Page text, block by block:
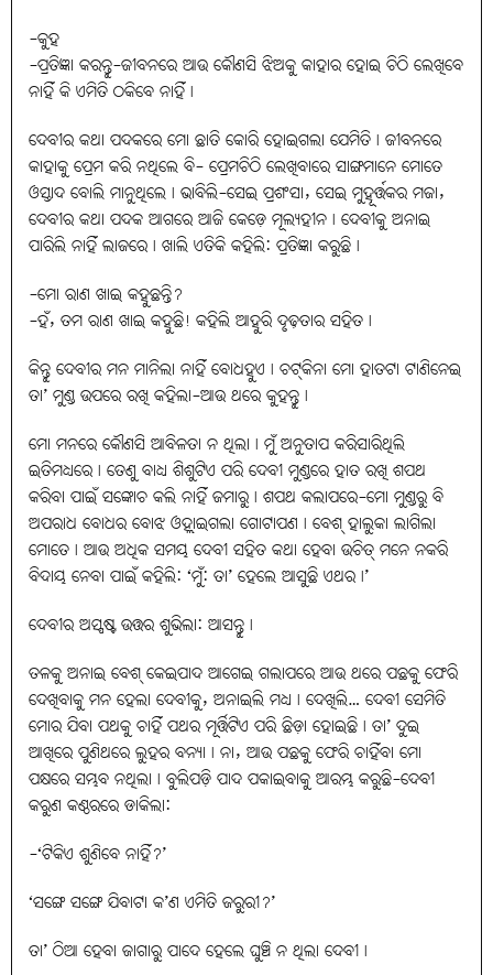
-କୁହ
-ପ୍ରତିଜ୍ଞା କରନ୍ତୁ-ଜୀବନରେ ଆଉ କୌଣସି ଝିଅକୁ କାହାର ହୋଇ ଚିଠି ଲେଖିବେ
ନାହିଁ କି ଏମିତି ଠକିବେ ନାହିଁ।
ଦେବୀର କଥା ପଦକରେ ମୋ ଛାତି କୋରି ହୋଇଗଲା ଯେମିତି। ଜୀବନରେ
କାହାକୁ ପ୍ରେମ କରି ନଥିଲେ ବି- ପ୍ରେମଚିଠି ଲେଖିବାରେ ସାଙ୍ଗମାନେ ମୋତେ
ଓସ୍ତାଦ ବୋଲି ମାନୁଥିଲେ। ଭାବିଲି-ସେଇ ପ୍ରଶଂସା, ସେଇ ମୁହୂର୍ତ୍ତକର ମଜା,
ଦେବୀର କଥା ପଦକ ଆଗରେ ଆଜି କେଡ଼େ ମୂଲ୍ୟହୀନ। ଦେବୀକୁ ଅନାଇ
ପାରିଲି ନାହିଁ ଲାଜରେ। ଖାଲି ଏତିକି କହିଲି: ପ୍ରତିଜ୍ଞା କରୁଛି।
-ମୋ ରାଣ ଖାଇ କହୁଛନ୍ତି?
-ହଁ, ତମ ରାଣ ଖାଇ କହୁଛି! କହିଲି ଆହୁରି ଦୃଢ଼ତାର ସହିତ।
କିନ୍ତୁ ଦେବୀର ମନ ମାନିଲା ନାହିଁ ବୋଧହୁଏ। ଚଟ୍‌କିନା ମୋ ହାତଟା ଟାଣିନେଇ
ତା’ ମୁଣ୍ଡ ଉପରେ ରଖି କହିଲା-ଆଉ ଥରେ କୁହନ୍ତୁ।
ମୋ ମନରେ କୌଣସି ଆବିଳତା ନ ଥିଲା। ମୁଁ ଅନୁତାପ କରିସାରିଥିଲି
ଇତିମଧ୍ୟରେ। ତେଣୁ ବାଧ୍ୟ ଶିଶୁଟିଏ ପରି ଦେବୀ ମୁଣ୍ଡରେ ହାତ ରଖି ଶପଥ
କରିବା ପାଇଁ ସଙ୍କୋଚ କଲି ନାହିଁ ଜମାରୁ। ଶପଥ କଲାପରେ-ମୋ ମୁଣ୍ଡରୁ ବି
ଅପରାଧ ବୋଧର ବୋଝ ଓହ୍ଲାଇଗଲା ଗୋଟାପଣ। ବେଶ୍‌ ହାଲୁକା ଲାଗିଲା
ମୋତେ। ଆଉ ଅଧିକ ସମୟ ଦେବୀ ସହିତ କଥା ହେବା ଉଚିତ୍‌ ମନେ ନକରି
ବିଦାୟ ନେବା ପାଇଁ କହିଲି: ‘ମୁଁ: ତା’ ହେଲେ ଆସୁଛି ଏଥର।’
ଦେବୀର ଅସ୍ପଷ୍ଟ ଉତ୍ତର ଶୁଭିଲା: ଆସନ୍ତୁ।
ତଳକୁ ଅନାଇ ବେଶ୍‌ କେଇପାଦ ଆଗେଇ ଗଲାପରେ ଆଉ ଥରେ ପଛକୁ ଫେରି
ଦେଖିବାକୁ ମନ ହେଲା ଦେବୀକୁ, ଅନାଇଲି ମଧ୍ୟ। ଦେଖିଲି… ଦେବୀ ସେମିତି
ମୋର ଯିବା ପଥକୁ ଚାହିଁ ପଥର ମୂର୍ତ୍ତିଟିଏ ପରି ଛିଡ଼ା ହୋଇଛି। ତା’ ଦୁଇ
ଆଖିରେ ପୁଣିଥରେ ଲୁହର ବନ୍ୟା। ନା, ଆଉ ପଛକୁ ଫେରି ଚାହିଁବା ମୋ
ପକ୍ଷରେ ସମ୍ଭବ ନଥିଲା। ବୁଲିପଡ଼ି ପାଦ ପକାଇବାକୁ ଆରମ୍ଭ କରୁଛି-ଦେବୀ
କରୁଣ କଣ୍ଠରରେ ଡାକିଲା:
-‘ଟିକିଏ ଶୁଣିବେ ନାହିଁ?’
‘ସଙ୍ଗେ ସଙ୍ଗେ ଯିବାଟା କ’ଣ ଏମିତି ଜରୁରୀ?’
ତା’ ଠିଆ ହେବା ଜାଗାରୁ ପାଦେ ହେଲେ ଘୁଞ୍ଚି ନ ଥିଲା ଦେବୀ।